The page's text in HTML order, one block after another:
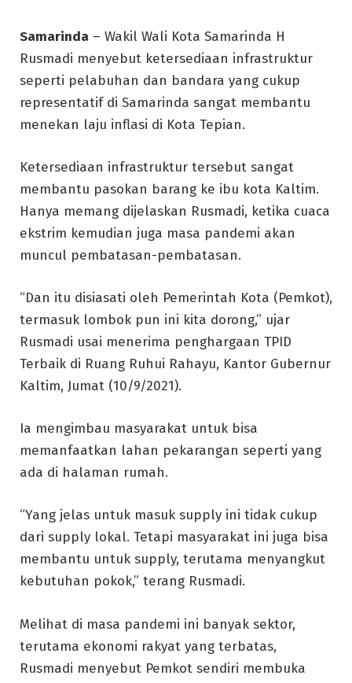
Samarinda – Wakil Wali Kota Samarinda H
Rusmadi menyebut ketersediaan infrastruktur
seperti pelabuhan dan bandara yang cukup
representatif di Samarinda sangat membantu
menekan laju inflasi di Kota Tepian.
Ketersediaan infrastruktur tersebut sangat
membantu pasokan barang ke ibu kota Kaltim.
Hanya memang dijelaskan Rusmadi, ketika cuaca
ekstrim kemudian juga masa pandemi akan
muncul pembatasan-pembatasan.
“Dan itu disiasati oleh Pemerintah Kota (Pemkot),
termasuk lombok pun ini kita dorong,” ujar
Rusmadi usai menerima penghargaan TPID
Terbaik di Ruang Ruhui Rahayu, Kantor Gubernur
Kaltim, Jumat (10/9/2021).
Ia mengimbau masyarakat untuk bisa
memanfaatkan lahan pekarangan seperti yang
ada di halaman rumah.
“Yang jelas untuk masuk supply ini tidak cukup
dari supply lokal. Tetapi masyarakat ini juga bisa
membantu untuk supply, terutama menyangkut
kebutuhan pokok,” terang Rusmadi.
Melihat di masa pandemi ini banyak sektor,
terutama ekonomi rakyat yang terbatas,
Rusmadi menyebut Pemkot sendiri membuka